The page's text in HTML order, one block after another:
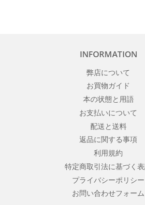
INFORMATION
弊店について
お買物ガイド
本の状態と用語
お支払いについて
配送と送料
返品に関する事項
利用規約
特定商取引法に基づく
プライバシーポリシー
お問い合わせフォーム